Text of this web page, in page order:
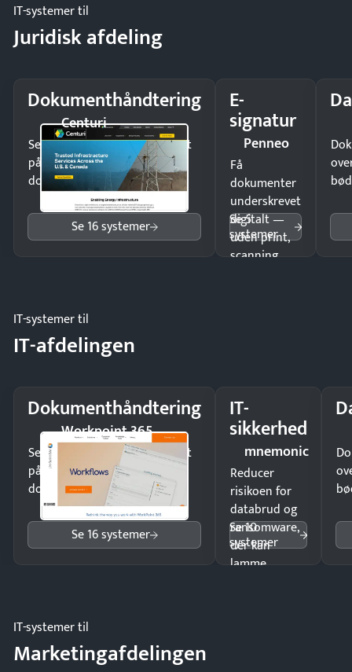
IT-systemer til
Juridisk afdeling
Dokumenthåndtering
Centuri
Send kontrakter til underskrift
på minutter og mist ingen
dokumenter.
Se 16 systemer
E-
signatur
Penneo
Få
dokumenter
underskrevet
digitalt —
uden print,
scanning
Se 5
systemer
IT-systemer til
IT-afdelingen
Dokumenthåndtering
Workpoint 365
Send kontrakter til underskrift
på minutter og mist ingen
dokumenter.
Se 16 systemer
IT-
sikkerhed
mnemonic
Reducer
risikoen for
databrud og
ransomware,
der kan
lamme
Se 10
systemer
IT-systemer til
Marketingafdelingen